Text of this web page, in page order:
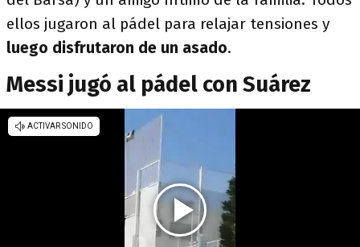
ellos jugaron al pádel para relajar tensiones y
luego disfrutaron de un asado.
Messi jugó al pádel con Suárez